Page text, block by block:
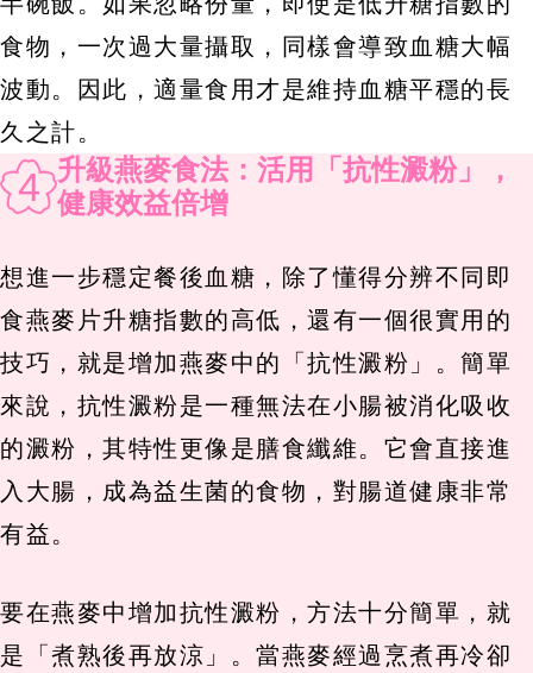
食物，一次過大量攝取，同樣會導致血糖大幅
波動。因此，適量食用才是維持血糖平穩的長
久之計。
4 升級燕麥食法：活用「抗性澱粉」，
健康效益倍增
想進一步穩定餐後血糖，除了懂得分辨不同即
食燕麥片升糖指數的高低，還有一個很實用的
技巧，就是增加燕麥中的「抗性澱粉」。簡單
來說，抗性澱粉是一種無法在小腸被消化吸收
的澱粉，其特性更像是膳食纖維。它會直接進
入大腸，成為益生菌的食物，對腸道健康非常
有益。
要在燕麥中增加抗性澱粉，方法十分簡單，就
是「煮熟後再放涼」。當燕麥經過烹煮再冷卻